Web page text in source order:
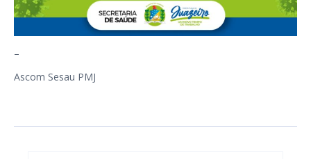
–
Ascom Sesau PMJ